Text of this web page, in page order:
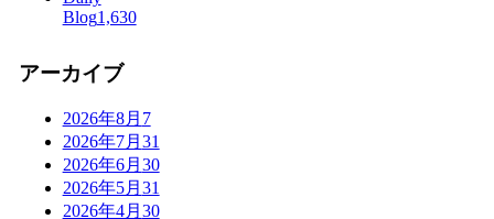
Blog1,630
アーカイブ
2026年8月 7
2026年7月 31
2026年6月 30
2026年5月 31
2026年4月 30